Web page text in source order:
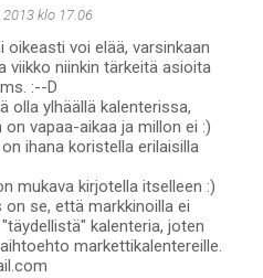
klo 17.06
oikeasti voi elää, varsinkaan
viikko niinkin tärkeitä asioita
:--D
olla ylhäällä kalenterissa,
vapaa-aikaa ja millon ei :)
ihana koristella erilaisilla
mukava kirjotella itselleen :)
se, että markkinoilla ei
kalenteria, joten
markettikalentereille.